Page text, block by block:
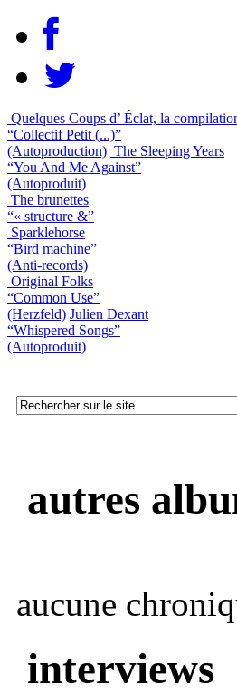
Quelques Coups d’ Éclat, la
“Collectif Petit (...)”
(Autoproduction) The Sleeping Years
“You And Me Against”
(Autoproduit)
The brunettes
“« structure &”
Sparklehorse
“Bird machine”
(Anti-records)
Original Folks
“Common Use”
(Herzfeld) Julien Dexant
“Whispered Songs”
(Autoproduit)
autres
aucune
interviews